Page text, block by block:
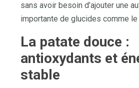
sans avoir besoin d’ajouter une
importante de glucides comme le
La patate douce :
antioxydants et
stable